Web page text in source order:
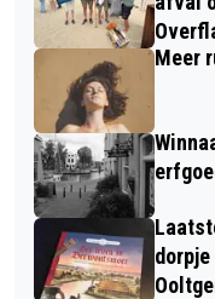
Meer
dorpje